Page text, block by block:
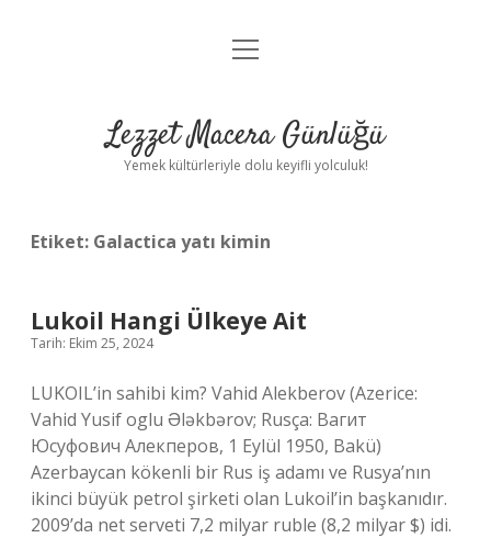
Anasayfa
Yasal Uyarı
menüyü
Lezzet Macera Günlüğü
Yemek kültürleriyle dolu keyifli yolculuk!
Etiket: Galactica yatı kimin
Lukoil Hangi Ülkeye Ait
Tarih: Ekim 25, 2024
LUKOIL’in sahibi kim? Vahid Alekberov (Azerice:
Vahid Yusif oglu Ələkbərov; Rusça: Вагит
Юсуфович Алекперов, 1 Eylül 1950, Bakü)
Azerbaycan kökenli bir Rus iş adamı ve Rusya’nın
ikinci büyük petrol şirketi olan Lukoil’in başkanıdır.
2009’da net serveti 7,2 milyar ruble (8,2 milyar $) idi.